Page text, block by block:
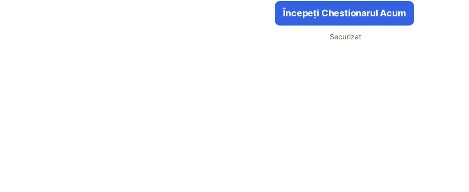
Începeți Chestionarul Acum
Securizat